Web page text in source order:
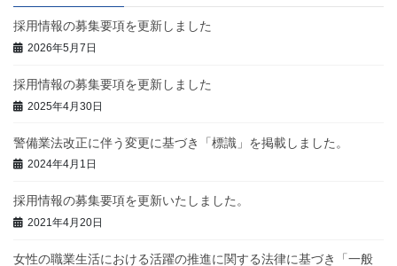
採用情報の募集要項を更新しました
2026年5月7日
採用情報の募集要項を更新しました
2025年4月30日
警備業法改正に伴う変更に基づき「標識」を掲載しました。
2024年4月1日
採用情報の募集要項を更新いたしました。
2021年4月20日
女性の職業生活における活躍の推進に関する法律に基づき「一般